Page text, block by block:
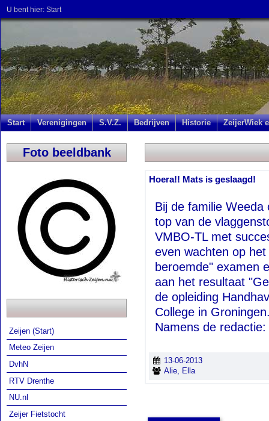
U bent hier: Start
Start Verenigingen S.V.Z. Bedrijven Historie ZeijerWiek
Foto beeldbank
Zeijen (Start)
Meteo Zeijen
DvhN
RTV Drenthe
NU.nl
Zeijer Fietstocht
Hoera!! Mats is geslaagd!
Bij de familie
top van de
VMBO-TL met
even wachten op
beroemde" examen
aan het resultaat
de opleiding
College in
Namens de
13-06-2013
Alie, Ella